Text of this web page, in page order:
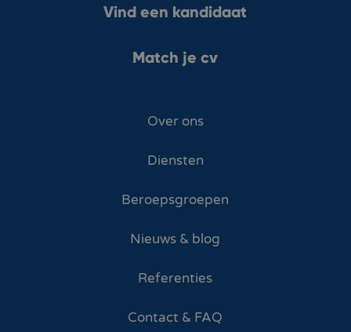
Vind een kandidaat
Match je cv
Over ons
Diensten
Beroepsgroepen
Nieuws & blog
Referenties
Contact & FAQ